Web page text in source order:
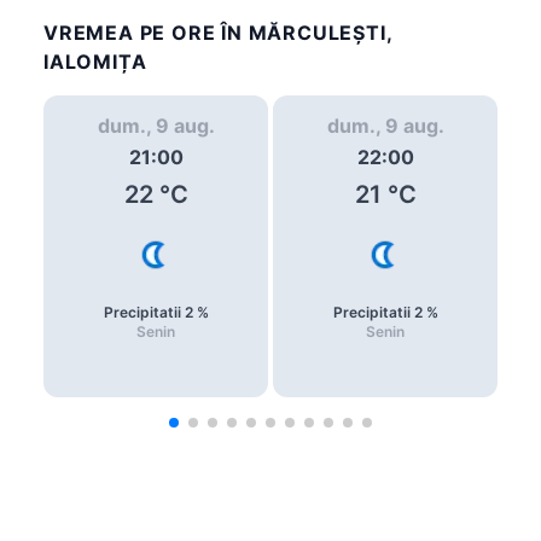
VREMEA PE ORE ÎN MĂRCULEŞTI,
IALOMIȚA
dum., 9 aug.
21:00
22°C
Precipitatii 2%
Senin
dum., 9 aug.
22:00
21 °C
Precipitatii 2%
Senin